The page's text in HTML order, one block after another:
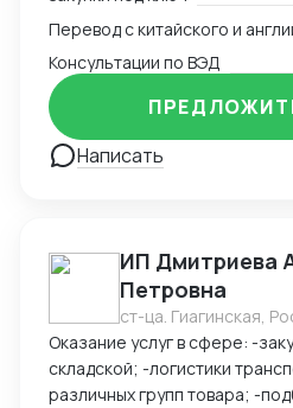
Консультации по ВЭД
Написать
ИП Дмитриева
Петровна
ст-ца. Гиагинская,
Оказание услуг в сфере: -
складской; -логистики
различных групп товара; -